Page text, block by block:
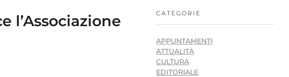
l’Associazione
CATEGORIE
APPUNTAMENTI
ATTUALITÀ
CULTURA
EDITORIALE